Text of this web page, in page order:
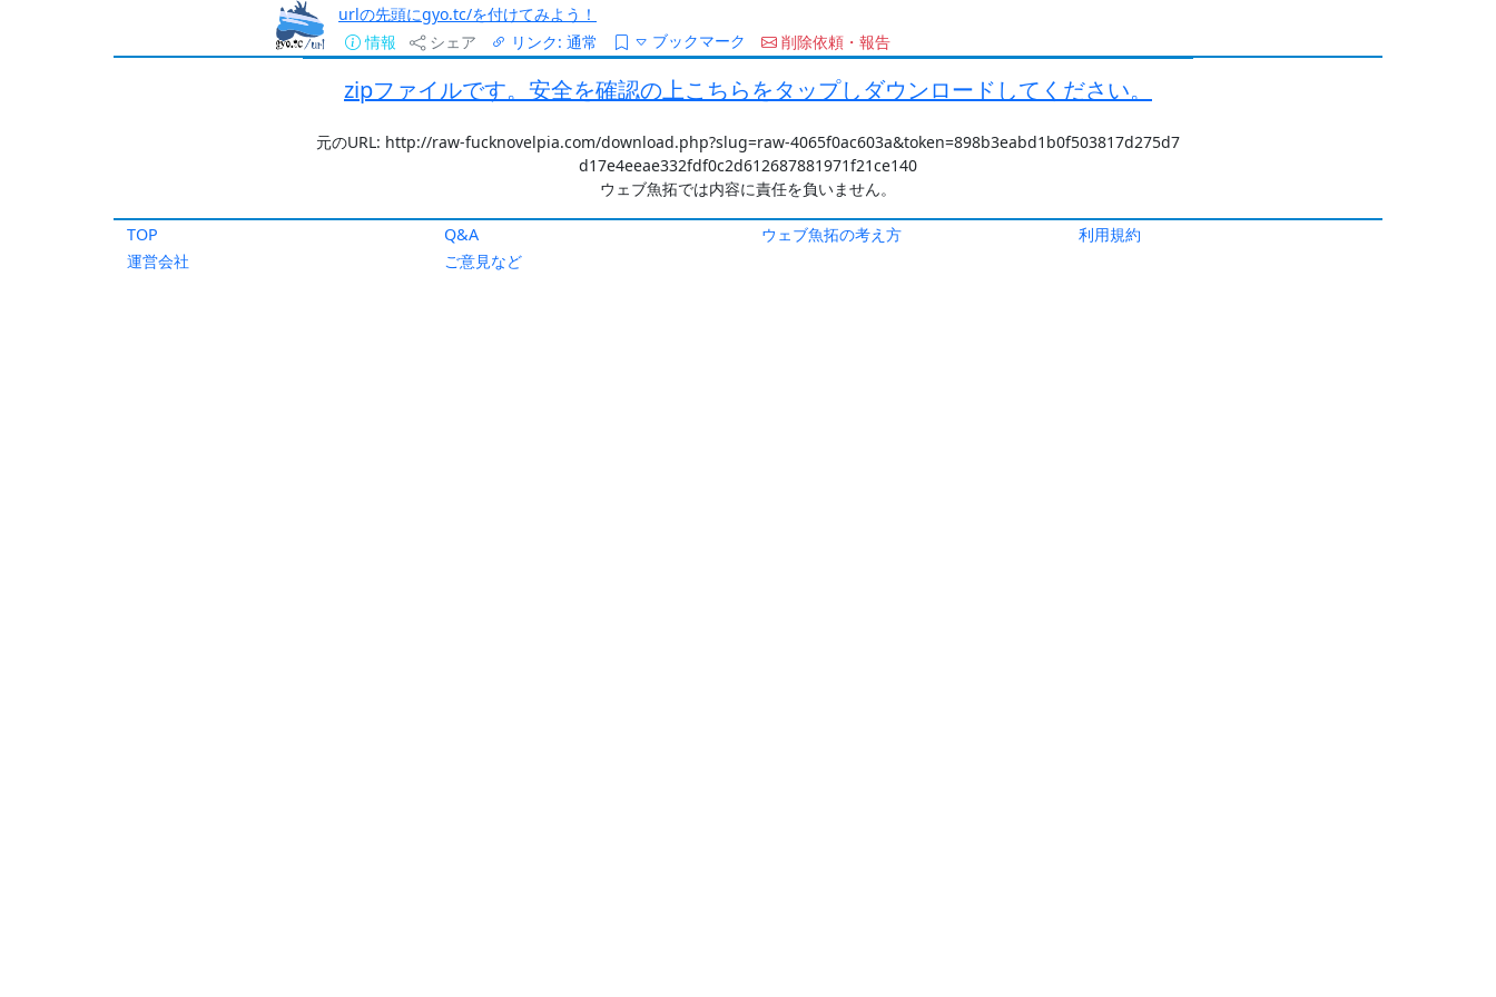
urlの先頭にgyo.tc/を付けてみよう！
情報
シェア リンク: 通常 ブックマーク 削除依頼・報告
zipファイルです。安全を確認の上こちらをタップしダウンロードしてください。
元のURL: http://raw-fucknovelpia.com/download.php?slug=raw-4065f0ac603a&token=898b3eabd1b0f503817d275d7
d17e4eeae332fdf0c2d612687881971f21ce140
ウェブ魚拓では内容に責任を負いません。
TOP Q&A ウェブ魚拓の考え方
利用規約
運営会社
ご意見など